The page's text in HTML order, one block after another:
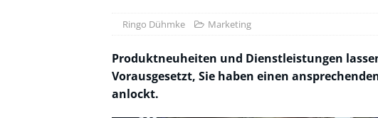
Ringo Dühmke Marketing
Produktneuheiten und Dienstleistungen
Vorausgesetzt, Sie haben einen
anlockt.